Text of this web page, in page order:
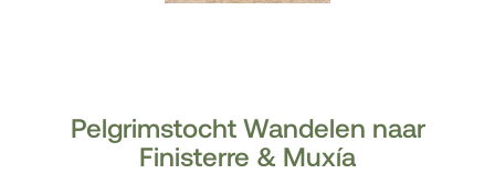
Pelgrimstocht Wandelen naar
Finisterre & Muxía